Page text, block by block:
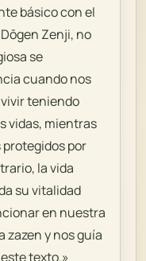
básico con el
Zenji, no
se
cuando nos
teniendo
vidas, mientras
por
la vida
su vitalidad
en nuestra
zazen y nos guía
texto.»